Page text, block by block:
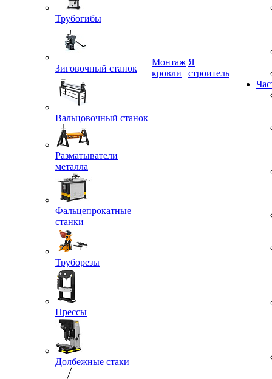
Трубогибы
Зиговочный станок
Вальцовочный станок
Разматыватели
металла
Фальцепрокатные
станки
Труборезы
Прессы
Долбежные стаки
Монтаж
кровли
Я
строитель